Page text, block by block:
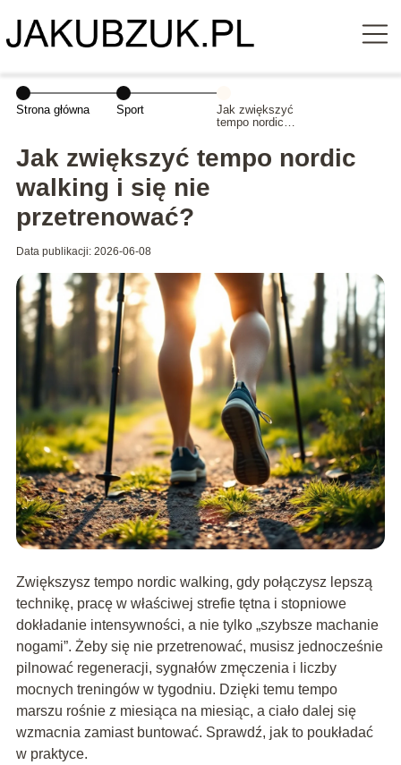
Strona główna Sport
Jak zwiększyć
tempo nordic
Jak zwiększyć tempo nordic
walking i się nie
przetrenować?
Data publikacji: 2026-06-08
Zwiększysz tempo nordic walking, gdy połączysz lepszą
technikę, pracę w właściwej strefie tętna i stopniowe
dokładanie intensywności, a nie tylko „szybsze machanie
nogami”. Żeby się nie przetrenować, musisz jednocześnie
pilnować regeneracji, sygnałów zmęczenia i liczby
mocnych treningów w tygodniu. Dzięki temu tempo
marszu rośnie z miesiąca na miesiąc, a ciało dalej się
wzmacnia zamiast buntować. Sprawdź, jak to poukładać
w praktyce.